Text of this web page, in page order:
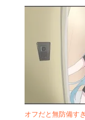
オフだと無防備す